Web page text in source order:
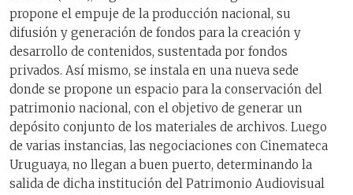
propone el empuje de la producción nacional, su
difusión y generación de fondos para la creación y
desarrollo de contenidos, sustentada por fondos
privados. Así mismo, se instala en una nueva sede
donde se propone un espacio para la conservación del
patrimonio nacional, con el objetivo de generar un
depósito conjunto de los materiales de archivos. Luego
de varias instancias, las negociaciones con Cinemateca
Uruguaya, no llegan a buen puerto, determinando la
salida de dicha institución del Patrimonio Audiovisual